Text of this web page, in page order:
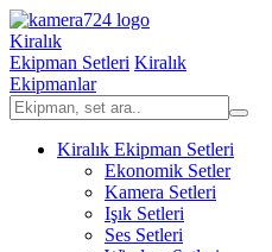
Kiralık
Ekipman Setleri Kiralık
Ekipmanlar
Kiralık Ekipman Setleri
Ekonomik Setler
Kamera Setleri
Işık Setleri
Ses Setleri